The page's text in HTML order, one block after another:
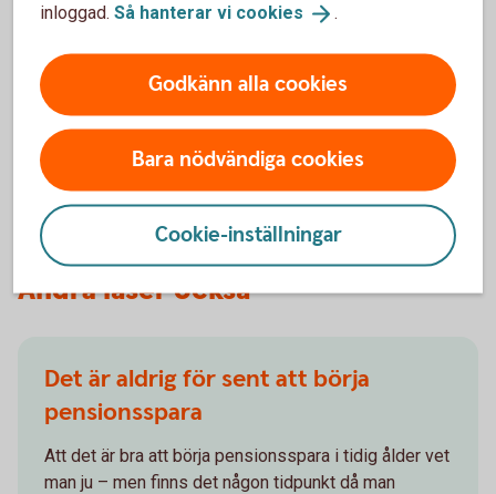
Vill du veta mer om pension?
Få koll på hur pensionen fungerar och hur du kan
påverka den - vi hjälper dig på vägen.
Pension - merinformation
Andra läser också
Det är aldrig för sent att börja
pensionsspara
Att det är bra att börja pensionsspara i tidig ålder vet
man ju – men finns det någon tidpunkt då man
inloggad. Så hanterar vi cookies .
Godkänn alla cookies
Bara nödvändiga cookies
Cookie-inställningar